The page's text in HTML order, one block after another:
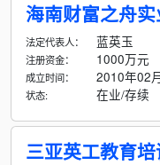
海南财富之舟
法定代表人： 蓝英玉
注册资金： 1000万元
成立时间： 2010年02
状态: 在业/存续
三亚英工教育